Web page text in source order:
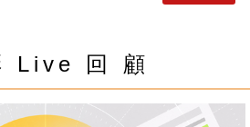
Live 回 顧